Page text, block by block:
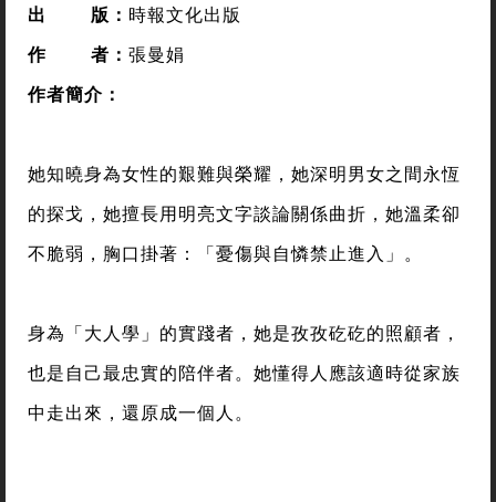
出 版： 時報文化出版
作
者 ： 張曼娟
作者簡介 ：
她知曉身為女性的艱難與榮耀，她深明男女之間永恆
的探戈，她擅長用明亮文字談論關係曲折，她溫柔卻
不脆弱，胸口掛著：「憂傷與自憐禁止進入」。
身為「大人學」的實踐者，她是孜孜矻矻的照顧者，
也是自己最忠實的陪伴者。她懂得人應該適時從家族
中走出來，還原成一個人。